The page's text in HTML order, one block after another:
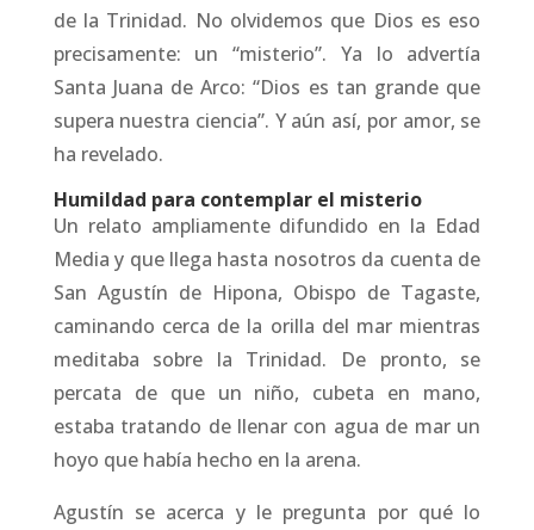
de la Trinidad. No olvidemos que Dios es eso
precisamente: un “misterio”. Ya lo advertía
Santa Juana de Arco: “Dios es tan grande que
supera nuestra ciencia”. Y aún así, por amor, se
ha revelado.
Humildad para contemplar el misterio
Un relato ampliamente difundido en la Edad
Media y que llega hasta nosotros da cuenta de
San Agustín de Hipona, Obispo de Tagaste,
caminando cerca de la orilla del mar mientras
meditaba sobre la Trinidad. De pronto, se
percata de que un niño, cubeta en mano,
estaba tratando de llenar con agua de mar un
hoyo que había hecho en la arena.
Agustín se acerca y le pregunta por qué lo